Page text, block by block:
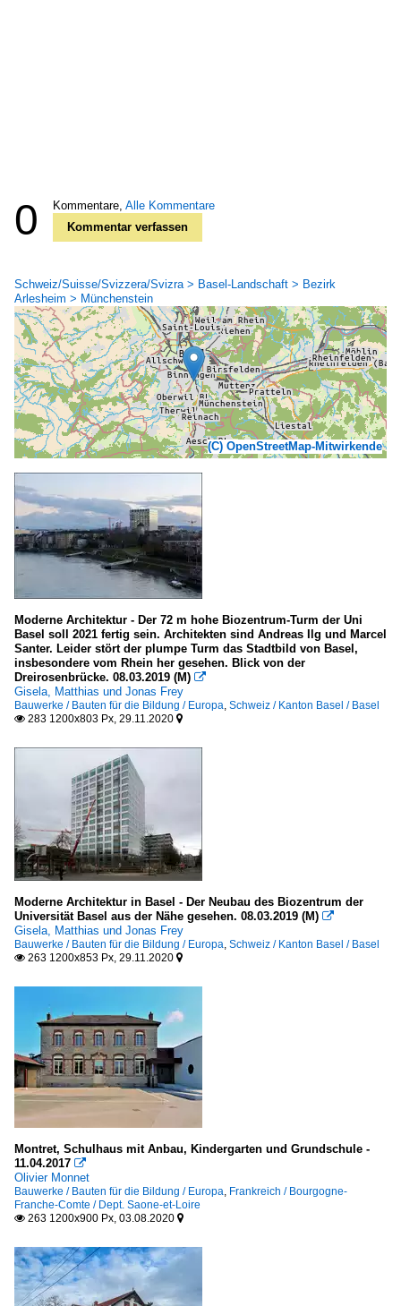
0 Kommentare, Alle Kommentare
Kommentar verfassen
Schweiz/Suisse/Svizzera/Svizra > Basel-Landschaft > Bezirk
Arlesheim > Münchenstein
(C) OpenStreetMap-Mitwirkende
Moderne Architektur - Der 72 m hohe Biozentrum-Turm der Uni
Basel soll 2021 fertig sein. Architekten sind Andreas Ilg und Marcel
Santer. Leider stört der plumpe Turm das Stadtbild von Basel,
insbesondere vom Rhein her gesehen. Blick von der
Dreirosenbrücke. 08.03.2019 (M) 
Gisela, Matthias und Jonas Frey
Bauwerke / Bauten für die Bildung / Europa, Schweiz / Kanton Basel / Basel
 283 1200x803 Px, 29.11.2020 
Moderne Architektur in Basel - Der Neubau des Biozentrum der
Universität Basel aus der Nähe gesehen. 08.03.2019 (M) 
Gisela, Matthias und Jonas Frey
Bauwerke / Bauten für die Bildung / Europa, Schweiz / Kanton Basel / Basel
 263 1200x853 Px, 29.11.2020 
Montret, Schulhaus mit Anbau, Kindergarten und Grundschule -
11.04.2017 
Olivier Monnet
Bauwerke / Bauten für die Bildung / Europa, Frankreich / Bourgogne-
Franche-Comte / Dept. Saone-et-Loire
 263 1200x900 Px, 03.08.2020 